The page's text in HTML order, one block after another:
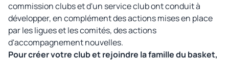
commission clubs et d'un service club ont conduit à
développer, en complément des actions mises en place
par les ligues et les comités, des actions
d'accompagnement nouvelles.
Pour créer votre club et rejoindre la famille du basket,